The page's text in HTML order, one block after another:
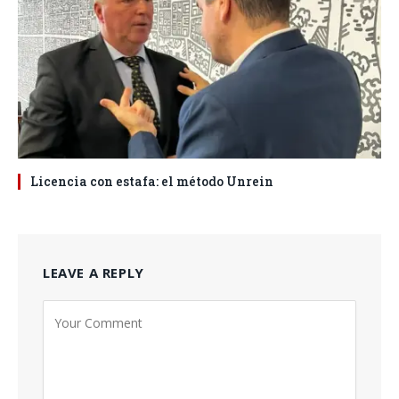
Licencia con estafa: el método Unrein
LEAVE A REPLY